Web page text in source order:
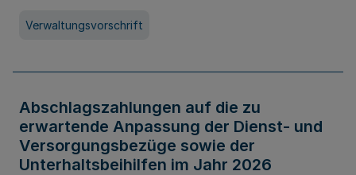
Verwaltungsvorschrift
Abschlagszahlungen auf die zu
erwartende Anpassung der Dienst- und
Versorgungsbezüge sowie der
Unterhaltsbeihilfen im Jahr 2026